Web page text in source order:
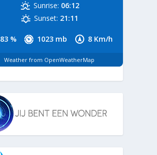
83 % 1023 mb 8 Km/h
Sunrise: 06:12
Sunset: 21:11
Weather from OpenWeatherMap